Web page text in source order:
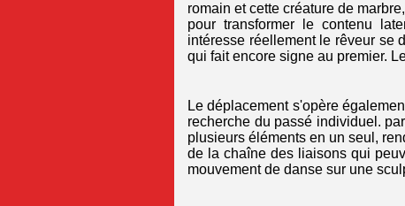
romain et cette créature de
pour transformer le contenu
intéresse réellement le rêveur se
qui fait encore signe au premier.
Le déplacement s'opère
recherche du passé individuel.
plusieurs éléments en un seul,
de la chaîne des liaisons qui
mouvement de danse sur une